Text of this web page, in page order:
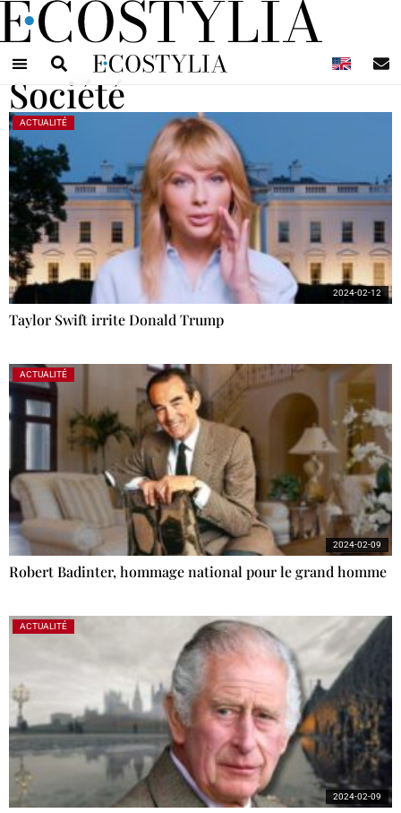
Société
ACTUALITÉ
Taylor Swift irrite Donald Trump
2024-02-12
ACTUALITÉ
Robert Badinter, hommage national pour le grand homme
2024-02-09
ACTUALITÉ
2024-02-09